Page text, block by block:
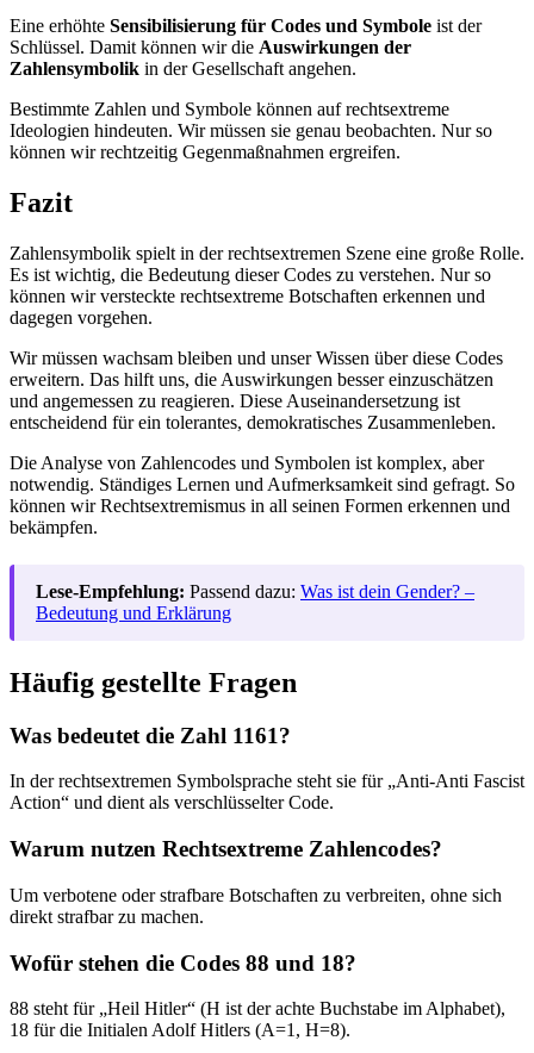
Eine erhöhte Sensibilisierung für Codes und Symbole ist der
Schlüssel. Damit können wir die Auswirkungen der
Zahlensymbolik in der Gesellschaft angehen.
Bestimmte Zahlen und Symbole können auf rechtsextreme
Ideologien hindeuten. Wir müssen sie genau beobachten. Nur so
können wir rechtzeitig Gegenmaßnahmen ergreifen.
Fazit
Zahlensymbolik spielt in der rechtsextremen Szene eine große Rolle.
Es ist wichtig, die Bedeutung dieser Codes zu verstehen. Nur so
können wir versteckte rechtsextreme Botschaften erkennen und
dagegen vorgehen.
Wir müssen wachsam bleiben und unser Wissen über diese Codes
erweitern. Das hilft uns, die Auswirkungen besser einzuschätzen
und angemessen zu reagieren. Diese Auseinandersetzung ist
entscheidend für ein tolerantes, demokratisches Zusammenleben.
Die Analyse von Zahlencodes und Symbolen ist komplex, aber
notwendig. Ständiges Lernen und Aufmerksamkeit sind gefragt. So
können wir Rechtsextremismus in all seinen Formen erkennen und
bekämpfen.
Lese-Empfehlung: Passend dazu: Was ist dein Gender? –
Bedeutung und Erklärung
Häufig gestellte Fragen
Was bedeutet die Zahl 1161?
In der rechtsextremen Symbolsprache steht sie für „Anti-Anti Fascist
Action“ und dient als verschlüsselter Code.
Warum nutzen Rechtsextreme Zahlencodes?
Um verbotene oder strafbare Botschaften zu verbreiten, ohne sich
direkt strafbar zu machen.
Wofür stehen die Codes 88 und 18?
88 steht für „Heil Hitler“ (H ist der achte Buchstabe im Alphabet),
18 für die Initialen Adolf Hitlers (A=1, H=8).